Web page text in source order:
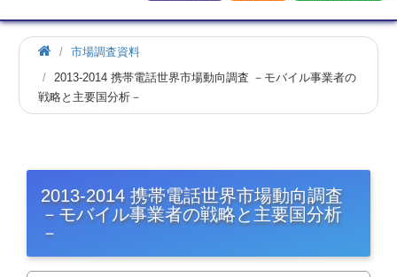
市場調査資料
2013-2014 携帯電話世界市場動向調査 －モバイル事業者の
戦略と主要国分析－
2013-2014 携帯電話世界市場動向調査
－モバイル事業者の戦略と主要国分析
－